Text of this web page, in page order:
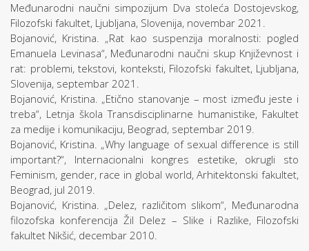
Međunarodni naučni simpozijum Dva stoleća Dostojevskog,
Filozofski fakultet, Ljubljana, Slovenija, novembar 2021.
Bojanović, Kristina. „Rat kao suspenzija moralnosti: pogled
Emanuela Levinasa“, Međunarodni naučni skup Književnost i
rat: problemi, tekstovi, konteksti, Filozofski fakultet, Ljubljana,
Slovenija, septembar 2021.
Bojanović, Kristina. „Etično stanovanje – most između jeste i
treba“, Letnja škola Transdisciplinarne humanistike, Fakultet
za medije i komunikaciju, Beograd, septembar 2019.
Bojanović, Kristina. „Why language of sexual difference is still
important?“, Internacionalni kongres estetike, okrugli sto
Feminism, gender, race in global world, Arhitektonski fakultet,
Beograd, jul 2019.
Bojanović, Kristina. „Delez, različitom slikom“, Međunarodna
filozofska konferencija Žil Delez – Slike i Razlike, Filozofski
fakultet Nikšić, decembar 2010.